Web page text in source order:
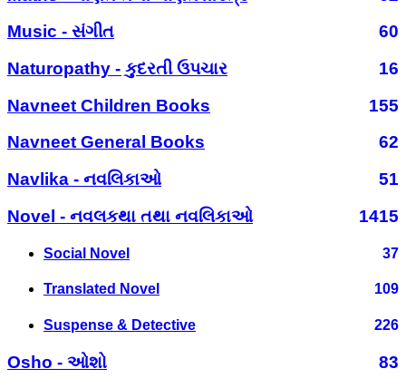
Music - સંગીત
60
Naturopathy - કુદરતી ઉપચાર
16
Navneet Children Books
155
Navneet General Books
62
Navlika - નવલિકાઓ
51
Novel - નવલકથા તથા નવલિકાઓ
1415
Social Novel 37
Translated Novel 109
Suspense & Detective 226
Osho - ઓશો
83